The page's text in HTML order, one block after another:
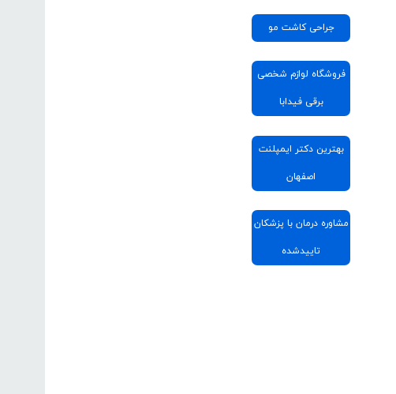
جراحی کاشت مو
فروشگاه لوازم شخصی
برقی فیدابا
بهترین دکتر ایمپلنت
اصفهان
مشاوره درمان با پزشکان
تاییدشده